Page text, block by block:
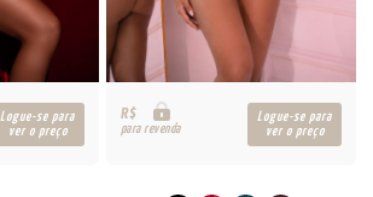
Logue-se para
ver o preço
R$
para revenda
Logue-se para
ver o preço